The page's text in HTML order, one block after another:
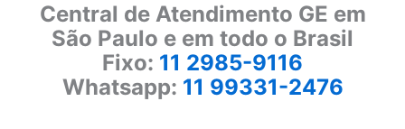
Central de Atendimento GE em
São Paulo e em todo o Brasil
Fixo: 11 2985-9116
Whatsapp: 11 99331-2476